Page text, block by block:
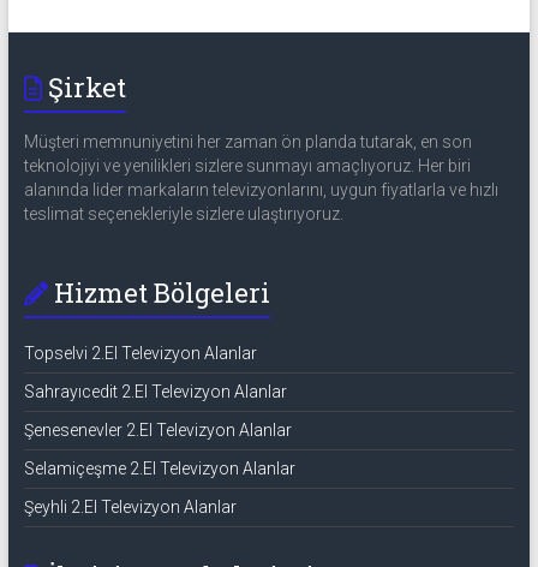
Şirket
Müşteri memnuniyetini her zaman ön planda tutarak, en son
teknolojiyi ve yenilikleri sizlere sunmayı amaçlıyoruz. Her biri
alanında lider markaların televizyonlarını, uygun fiyatlarla ve hızlı
teslimat seçenekleriyle sizlere ulaştırıyoruz.
Hizmet Bölgeleri
Topselvi 2.El Televizyon Alanlar
Sahrayıcedit 2.El Televizyon Alanlar
Şenesenevler 2.El Televizyon Alanlar
Selamiçeşme 2.El Televizyon Alanlar
Şeyhli 2.El Televizyon Alanlar